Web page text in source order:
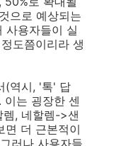
으로 예상되는
사용자들이 실
도쯤이리라 생
(역시, '톡' 답
이는 굉장한 센
, 네할렘->샌
면 더 근본적이
러나 사용자들